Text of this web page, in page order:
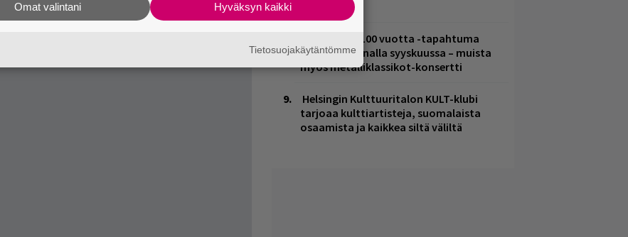
Valtava Yle 100 vuotta -tapahtuma
Veikkaus Arenalla syyskuussa – muista
myös metalliklassikot-konsertti
Helsingin Kulttuuritalon KULT-klubi
tarjoaa kulttiartisteja, suomalaista
osaamista ja kaikkea siltä väliltä
Hyväksyn kaikki
Omat valintani
Tietosuojakäytäntömme